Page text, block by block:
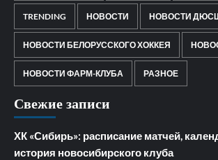
TRENDING НОВОСТИ НОВОСТИ
НОВОСТИ БЕЛОРУССКОГО ХОККЕЯ
НОВОСТИ ФАРМ-КЛУБА РАЗНОЕ
Свежие записи
ХК «Сибирь»: расписание матчей,
история новосибирского клуба